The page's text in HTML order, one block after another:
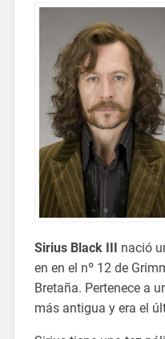
Sirius Black III
nació
en en el nº 12 de
Bretaña. Pertenece a
más antigua y era el